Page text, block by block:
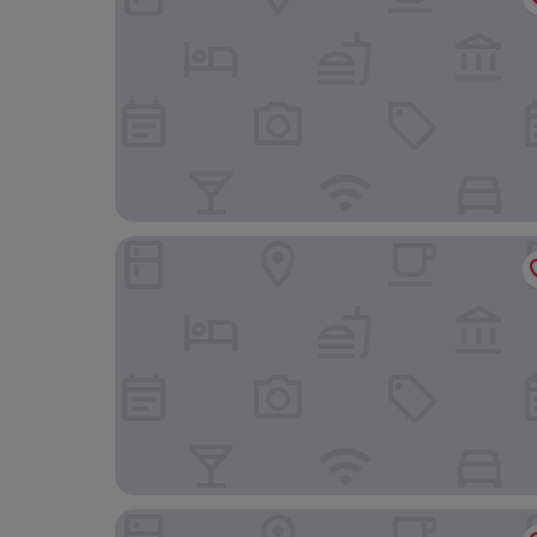
Atmosphere Kanifushi - Premium All Inclusive